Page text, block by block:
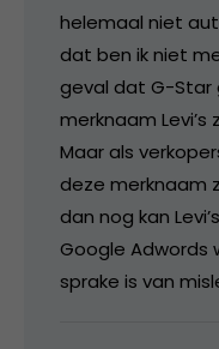
helemaal niet
dat ben ik niet
geval dat G-
merknaam Levi’s
Maar als
deze merknaam
dan nog kan
Google Adwords
sprake is van